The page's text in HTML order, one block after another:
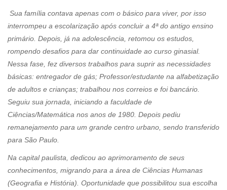
Sua família contava apenas com o básico para viver, por isso
interrompeu a escolarização após concluir a 4ª do antigo ensino
primário. Depois, já na adolescência, retomou os estudos,
rompendo desafios para dar continuidade ao curso ginasial.
Nessa fase, fez diversos trabalhos para suprir as necessidades
básicas: entregador de gás; Professor/estudante na alfabetização
de adultos e crianças; trabalhou nos correios e foi bancário.
Seguiu sua jornada, iniciando a faculdade de
Ciências/Matemática nos anos de 1980. Depois pediu
remanejamento para um grande centro urbano, sendo transferido
para São Paulo.
Na capital paulista, dedicou ao aprimoramento de seus
conhecimentos, migrando para a área de Ciências Humanas
(Geografia e História). Oportunidade que possibilitou sua escolha